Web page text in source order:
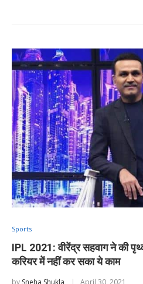
Sports
IPL 2021: वीरेंद्र सहवाग ने की
करियर में नहीं कर सका ये काम
by Sneha Shukla April 30, 2021